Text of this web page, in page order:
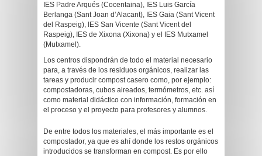
IES Padre Arqués (Cocentaina), IES Luis García
Berlanga (Sant Joan d’Alacant), IES Gaia (Sant Vicent
del Raspeig), IES San Vicente (Sant Vicent del
Raspeig), IES de Xixona (Xixona) y el IES Mutxamel
(Mutxamel).
Los centros dispondrán de todo el material necesario
para, a través de los residuos orgánicos, realizar las
tareas y producir compost casero como, por ejemplo:
compostadoras, cubos aireados, termómetros, etc. así
como material didáctico con información, formación en
el proceso y el proyecto para profesores y alumnos.
De entre todos los materiales, el más importante es el
compostador, ya que es ahí donde los restos orgánicos
introducidos se transforman en compost. Es por ello